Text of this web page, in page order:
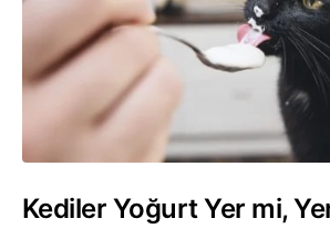
Kediler Yoğurt Yer mi,